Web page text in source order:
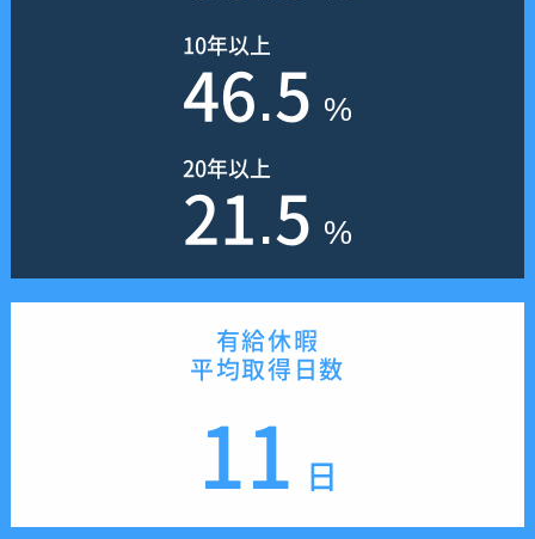
10年以上
46.5 %
20年以上
21.5 %
有給休暇
平均取得日数
11 日